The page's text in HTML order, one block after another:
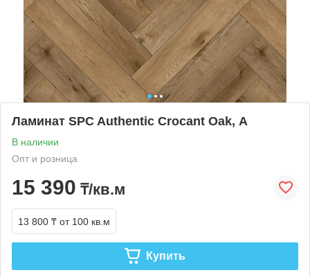
Ламинат SPC Authentic Crocant Oak, А
В наличии
Опт и розница
15 390 ₸/кв.м
13 800 ₸ от 100 кв.м
Купить